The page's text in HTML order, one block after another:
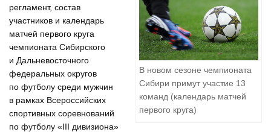
В новом сезоне чемпионата
Сибири примут участие 13
команд (календарь матчей
первого круга)
регламент, состав
участников и календарь
матчей первого круга
чемпионата Сибирского
и Дальневосточного
федеральных округов
по футболу среди мужчин
в рамках Всероссийских
спортивных соревнований
по футболу «III дивизиона»